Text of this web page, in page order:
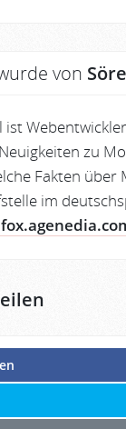
von
ist
zu
Fakten
im